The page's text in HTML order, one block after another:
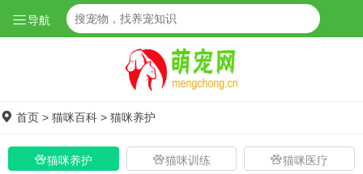
导航
首页 > 猫咪百科 > 猫咪养护
猫咪养护 猫咪训练 猫咪医疗